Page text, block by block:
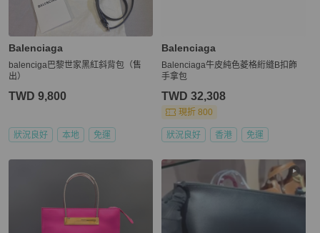
Balenciaga
balenciga巴黎世家黑紅斜背包（售
出）
TWD 9,800
狀況良好 本地 免運
Balenciaga
Balenciaga牛皮純色菱格絎縫B扣飾
手拿包
TWD 32,308
現折 800
狀況良好 香港 免運